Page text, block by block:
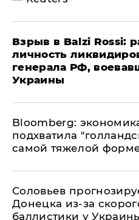
​Взрыв в Balzi Rossi:
личность
генерала РФ,
Украины
Bloomberg:
подхватила
самой тяжелой
Соловьев
Донецка из-за
баллистики у